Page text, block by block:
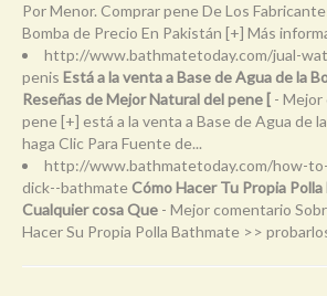
Por Menor. Comprar pene De Los
Bomba de Precio En Pakistán [+] Más
http://www.bathmatetoday.com/jual-
penis Está a la venta a Base de Agua de la
Reseñas de Mejor Natural del pene [ - Mejor
pene [+] está a la venta a Base de Agua de
haga Clic Para Fuente de...
http://www.bathmatetoday.com/how-
dick--bathmateCómo Hacer Tu Propia
Cualquier cosa Que - Mejor comentario
Hacer Su Propia Polla Bathmate >>